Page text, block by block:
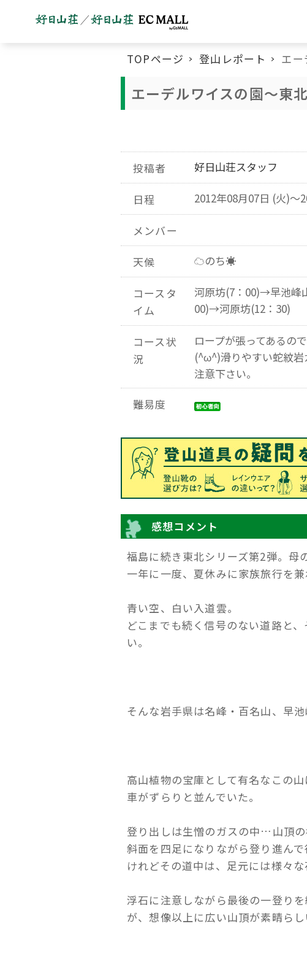
TOPページ 登山レポート エー
エーデルワイスの園～東
投稿者 好日山荘スタッフ
日程 2012年08月07日 (火)～
メンバー
天候 ☁のち☀
コースタ
イム
河原坊(7：00)→早池峰
00)→河原坊(12：30)
コース状
況
ロープが張ってあるの
(^ω^)滑りやすい蛇紋
注意下さい。
難易度
感想コメント
福島に続き東北シリーズ第2弾。母
一年に一度、夏休みに家族旅行を兼
青い空、白い入道雲。
どこまでも続く信号のない道路と
い。
そんな岩手県は名峰・百名山、早池
高山植物の宝庫として有名なこの
車がずらりと並んでいた。
登り出しは生憎のガスの中…山頂
斜面を四足になりながら登り進んで
けれどその道中は、足元には様々
浮石に注意しながら最後の一登り
が、想像以上に広い山頂が素晴ら